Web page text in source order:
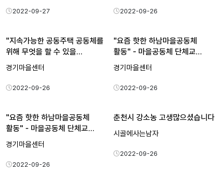
2022-09-27 2022-09-26
"지속가능한 공동주택 공동체를
위해 무엇을 할 수 있을…
경기마을센터
2022-09-26
"요즘 핫한 하남마을공동체
활동" - 마을공동체 단체교…
경기마을센터
2022-09-26
"요즘 핫한 하남마을공동체
활동" - 마을공동체 단체교…
경기마을센터
2022-09-26
춘천시 강소농 고생많으셨습니다
시골에사는남자
2022-09-26